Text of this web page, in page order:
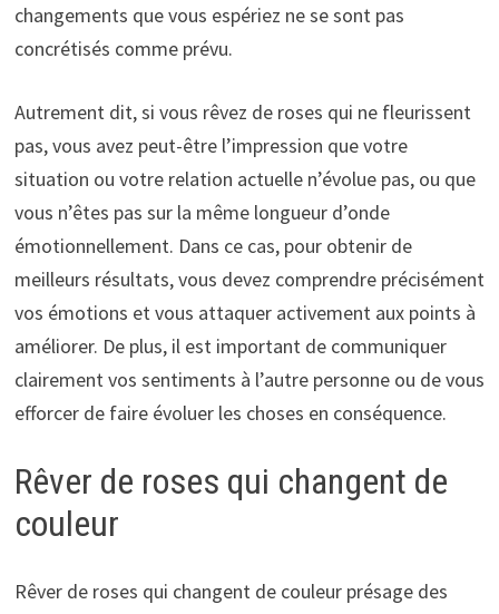
changements que vous espériez ne se sont pas
concrétisés comme prévu.
Autrement dit, si vous rêvez de roses qui ne fleurissent
pas, vous avez peut-être l’impression que votre
situation ou votre relation actuelle n’évolue pas, ou que
vous n’êtes pas sur la même longueur d’onde
émotionnellement. Dans ce cas, pour obtenir de
meilleurs résultats, vous devez comprendre précisément
vos émotions et vous attaquer activement aux points à
améliorer. De plus, il est important de communiquer
clairement vos sentiments à l’autre personne ou de vous
efforcer de faire évoluer les choses en conséquence.
Rêver de roses qui changent de
couleur
Rêver de roses qui changent de couleur présage des